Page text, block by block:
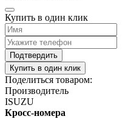
Купить в один клик
Подтвердить
Купить в один клик
Поделиться товаром:
Производитель
ISUZU
Кросс-номера